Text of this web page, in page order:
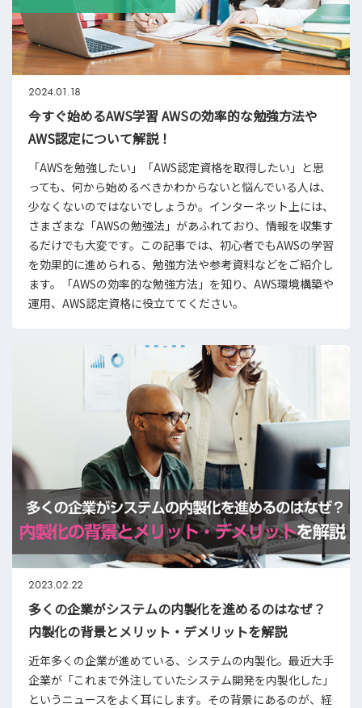
2024.01.18
今すぐ始めるAWS学習 AWSの効率的な勉強方法や
AWS認定について解説！
「AWSを勉強したい」「AWS認定資格を取得したい」と思
っても、何から始めるべきかわからないと悩んでいる人は、
少なくないのではないでしょうか。インターネット上には、
さまざまな「AWSの勉強法」があふれており、情報を収集す
るだけでも大変です。この記事では、初心者でもAWSの学習
を効果的に進められる、勉強方法や参考資料などをご紹介し
ます。「AWSの効率的な勉強方法」を知り、AWS環境構築や
運用、AWS認定資格に役立ててください。
2023.02.22
多くの企業がシステムの内製化を進めるのはなぜ？
内製化の背景とメリット・デメリットを解説
近年多くの企業が進めている、システムの内製化。最近大手
企業が「これまで外注していたシステム開発を内製化した」
というニュースをよく耳にします。その背景にあるのが、経